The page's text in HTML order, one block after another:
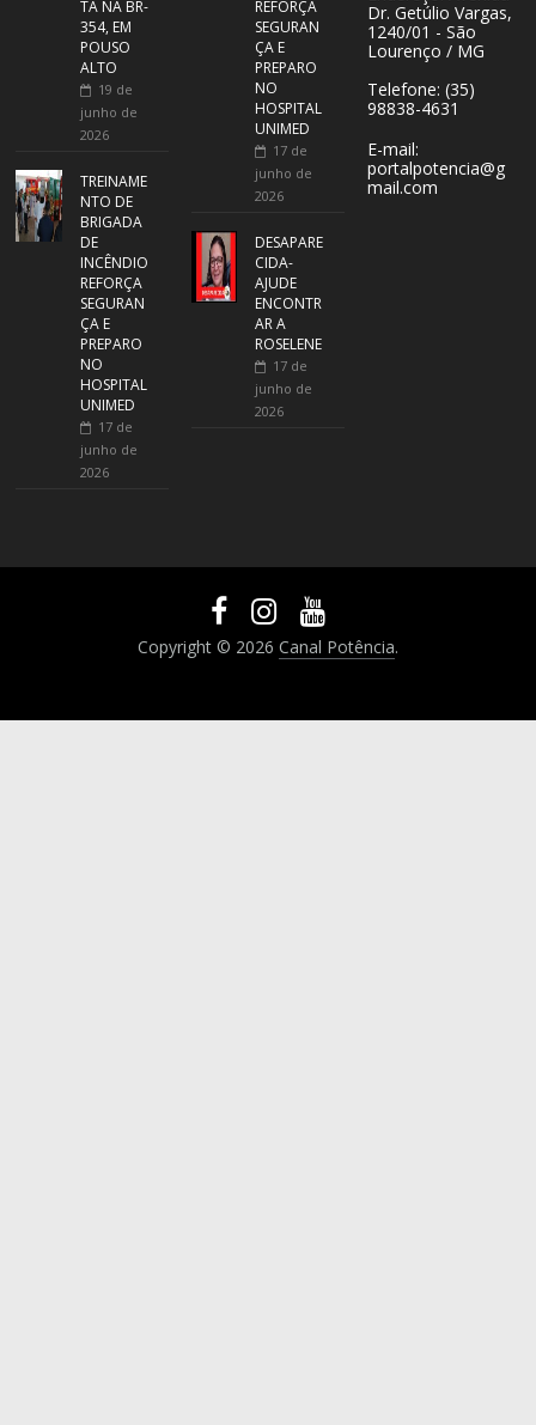
TA NA BR-
354, EM
POUSO
ALTO
19 de
junho de
2026
TREINAME
NTO DE
BRIGADA
DE
INCÊNDIO
REFORÇA
SEGURAN
ÇA E
PREPARO
NO
HOSPITAL
UNIMED
17 de
junho de
2026
REFORÇA
SEGURAN
ÇA E
PREPARO
NO
HOSPITAL
UNIMED
17 de
junho de
2026
DESAPARE
CIDA-
AJUDE
ENCONTR
AR A
ROSELENE
17 de
junho de
2026
Dr. Getúlio Vargas,
1240/01 - São
Lourenço / MG
Telefone: (35)
98838-4631
E-mail:
portalpotencia@g
mail.com
Copyright © 2026 Canal Potência.